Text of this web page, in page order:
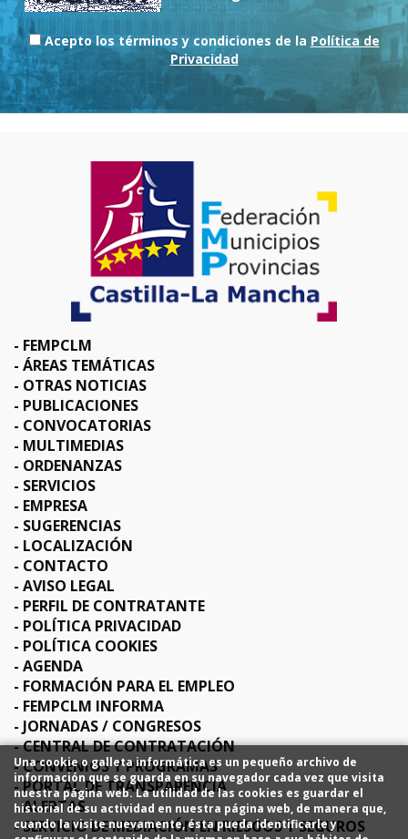
Acepto los términos y condiciones de la Política de
Privacidad
FEMPCLM
ÁREAS TEMÁTICAS
OTRAS NOTICIAS
PUBLICACIONES
CONVOCATORIAS
MULTIMEDIAS
ORDENANZAS
SERVICIOS
EMPRESA
SUGERENCIAS
LOCALIZACIÓN
CONTACTO
AVISO LEGAL
PERFIL DE CONTRATANTE
POLÍTICA PRIVACIDAD
POLÍTICA COOKIES
AGENDA
FORMACIÓN PARA EL EMPLEO
FEMPCLM INFORMA
JORNADAS / CONGRESOS
CENTRAL DE CONTRATACIÓN
CONVENIOS Y PROGRAMAS
PORTAL DE TRANSPARENCIA
ALERTAS
SERVICIO DE MEDIACIÓN EN RIESGOS Y SEGUROS
Una cookie o galleta informática es un pequeño archivo de
información que se guarda en su navegador cada vez que visita
nuestra página web. La utilidad de las cookies es guardar el
historial de su actividad en nuestra página web, de manera que,
cuando la visite nuevamente, ésta pueda identificarle y